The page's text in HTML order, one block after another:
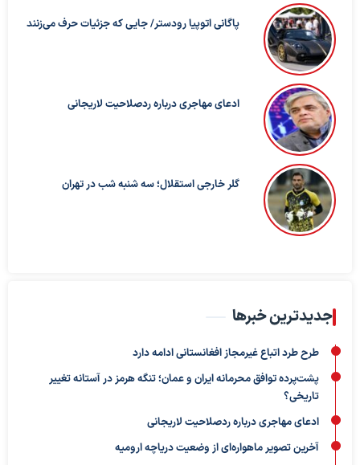
پاگانی اتوپیا رودستر/ جایی که جزئیات حرف می‌زنند
ادعای مهاجری درباره ردصلاحیت لاریجانی
گلر خارجی استقلال؛ سه شنبه شب در تهران
جدیدترین خبرها
طرح طرد اتباع غیرمجاز افغانستانی ادامه دارد
پشت‌پرده توافق محرمانه ایران و عمان؛ تنگه هرمز در آستانه تغییر
تاریخی؟
ادعای مهاجری درباره ردصلاحیت لاریجانی
آخرین تصویر ماهواره‌ای از وضعیت دریاچه ارومیه